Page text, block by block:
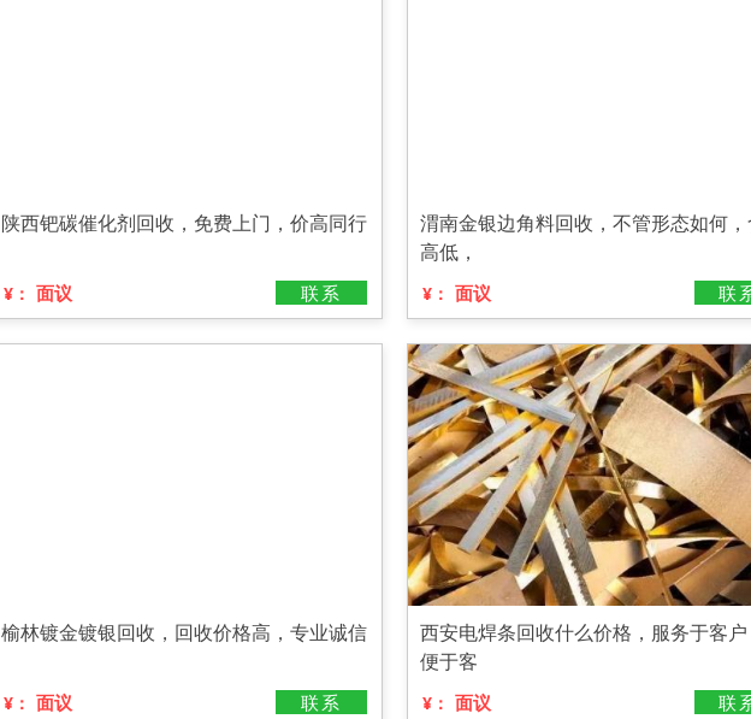
陕西钯碳催化剂回收，免费上门，价高同行
¥： 面议 联系
渭南金银边角料回收，不管形态如何
高低，
¥： 面议 联
榆林镀金镀银回收，回收价格高，专业诚信
¥： 面议 联系
西安电焊条回收什么价格，服务于客
便于客
¥： 面议 联